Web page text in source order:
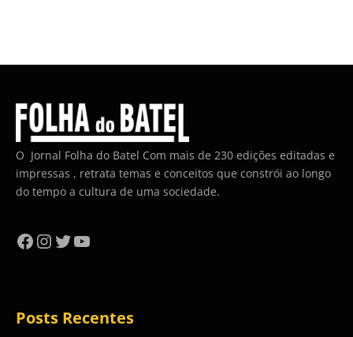
O Jornal Folha do Batel Com mais de 230 edições editadas e
impressas , retrata temas e conceitos que constrói ao longo
do tempo a cultura de uma sociedade.
Facebook
Instagram
Twitter
YouTube
Posts Recentes